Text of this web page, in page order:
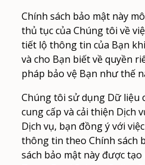
Chính sách bảo mật này
thủ tục của Chúng tôi về
tiết lộ thông tin của Bạn
và cho Bạn biết về quyền
pháp bảo vệ Bạn như thế
Chúng tôi sử dụng Dữ liệu
cung cấp và cải thiện Dịch
Dịch vụ, bạn đồng ý với
thông tin theo Chính sách
sách bảo mật này được